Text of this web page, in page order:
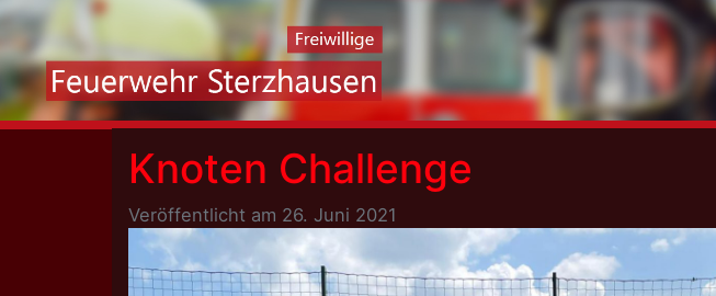
Skip
content
Knoten Challenge
Veröffentlicht am 26. Juni 2021